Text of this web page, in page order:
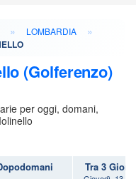
» LOMBARDIA »
(Golferenzo)
per oggi, domani,
Tra 3 Giorni